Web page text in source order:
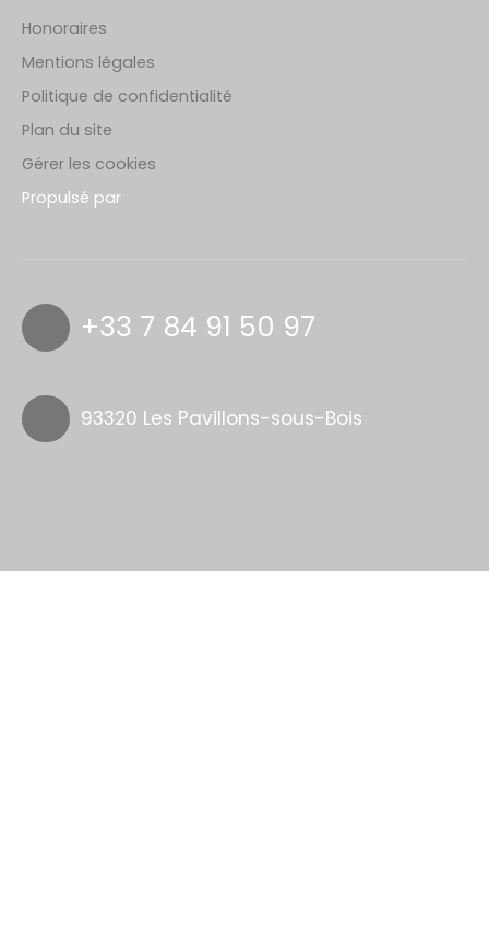
Honoraires
Mentions légales
Politique de confidentialité
Plan du site
Gérer les cookies
Propulsé par
+33 7 84 91 50 97
93320 Les Pavillons-sous-Bois